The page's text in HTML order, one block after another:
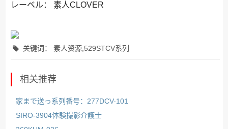
レーベル： 素人CLOVER
关键词： 素人资源,529STCV系列
相关推荐
家まで送っ系列番号：277DCV-101
SIRO-3904体験撮影介護士